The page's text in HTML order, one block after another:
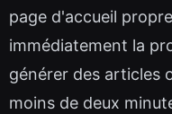
page d'accueil
immédiatement la
générer des articles
moins de deux